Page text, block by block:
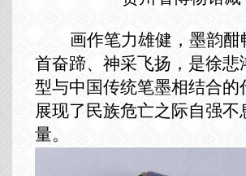
画作笔力雄健，墨韵酣
首奋蹄、神采飞扬，是徐悲
型与中国传统笔墨相结合的
展现了民族危亡之际自强不
量。